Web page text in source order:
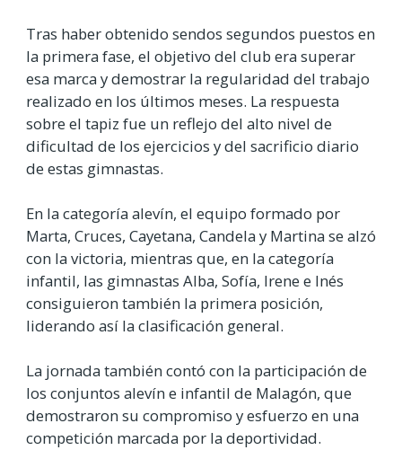
Tras haber obtenido sendos segundos puestos en
la primera fase, el objetivo del club era superar
esa marca y demostrar la regularidad del trabajo
realizado en los últimos meses. La respuesta
sobre el tapiz fue un reflejo del alto nivel de
dificultad de los ejercicios y del sacrificio diario
de estas gimnastas.
En la categoría alevín, el equipo formado por
Marta, Cruces, Cayetana, Candela y Martina se alzó
con la victoria, mientras que, en la categoría
infantil, las gimnastas Alba, Sofía, Irene e Inés
consiguieron también la primera posición,
liderando así la clasificación general.
La jornada también contó con la participación de
los conjuntos alevín e infantil de Malagón, que
demostraron su compromiso y esfuerzo en una
competición marcada por la deportividad.